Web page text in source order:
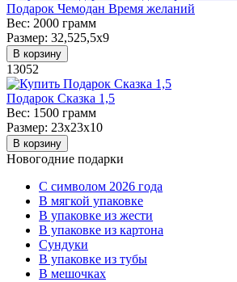
Подарок Чемодан Время желаний
Вес: 2000 грамм
Размер: 32,525,5х9
В корзину
13052
Подарок Сказка 1,5
Вес: 1500 грамм
Размер: 23х23х10
В корзину
Новогодние подарки
C символом 2026 года
В мягкой упаковке
В упаковке из жести
В упаковке из картона
Сундуки
В упаковке из тубы
В мешочках